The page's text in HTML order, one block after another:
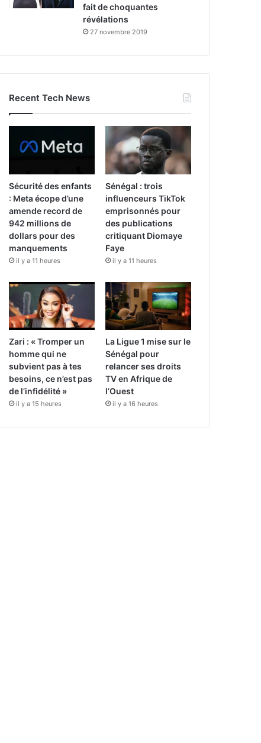
fait de choquantes
révélations
27 novembre 2019
Recent Tech News
Sécurité des enfants
: Meta écope d’une
amende record de
942 millions de
dollars pour des
manquements
il y a 11 heures
Sénégal : trois
influenceurs TikTok
emprisonnés pour
des publications
critiquant Diomaye
Faye
il y a 11 heures
Zari : « Tromper un
homme qui ne
subvient pas à tes
besoins, ce n’est pas
de l’infidélité »
il y a 15 heures
La Ligue 1 mise sur le
Sénégal pour
relancer ses droits
TV en Afrique de
l’Ouest
il y a 16 heures